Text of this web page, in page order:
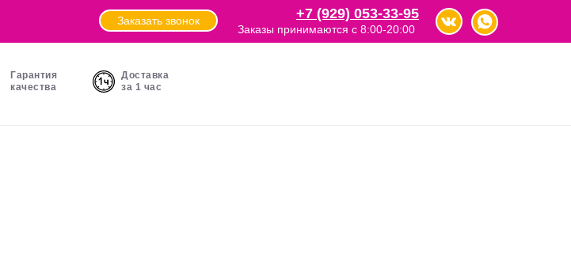
Заказать звонок
Заказы принимаются с 8:00-20:00
Гарантия
качества
Доставка
за 1 час
+7 (929) 053-33-95